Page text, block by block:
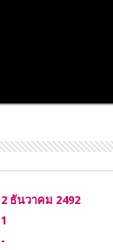
2 ธันวาคม 2492
1
-